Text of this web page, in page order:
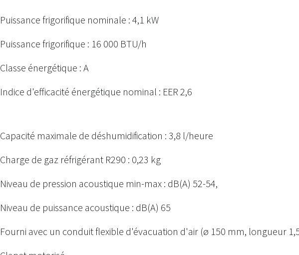
Puissance frigorifique nominale : 4,1 kW
Puissance frigorifique : 16 000 BTU/h
Classe énergétique : A
Indice d'efficacité énergétique nominal : EER 2,6
Capacité maximale de déshumidification : 3,8 l/heure
Charge de gaz réfrigérant R290 : 0,23 kg
Niveau de pression acoustique min-max : dB(A) 52-54,
Niveau de puissance acoustique : dB(A) 65
Fourni avec un conduit flexible d'évacuation d'air (ø 150 mm, longueur